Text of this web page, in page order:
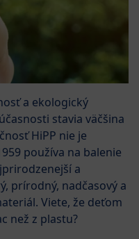
a ekologický
stavia väčšina
HiPP nie je
používa na balenie
a
prírodný, nadčasový a
Viete, že deťom
než z plastu?